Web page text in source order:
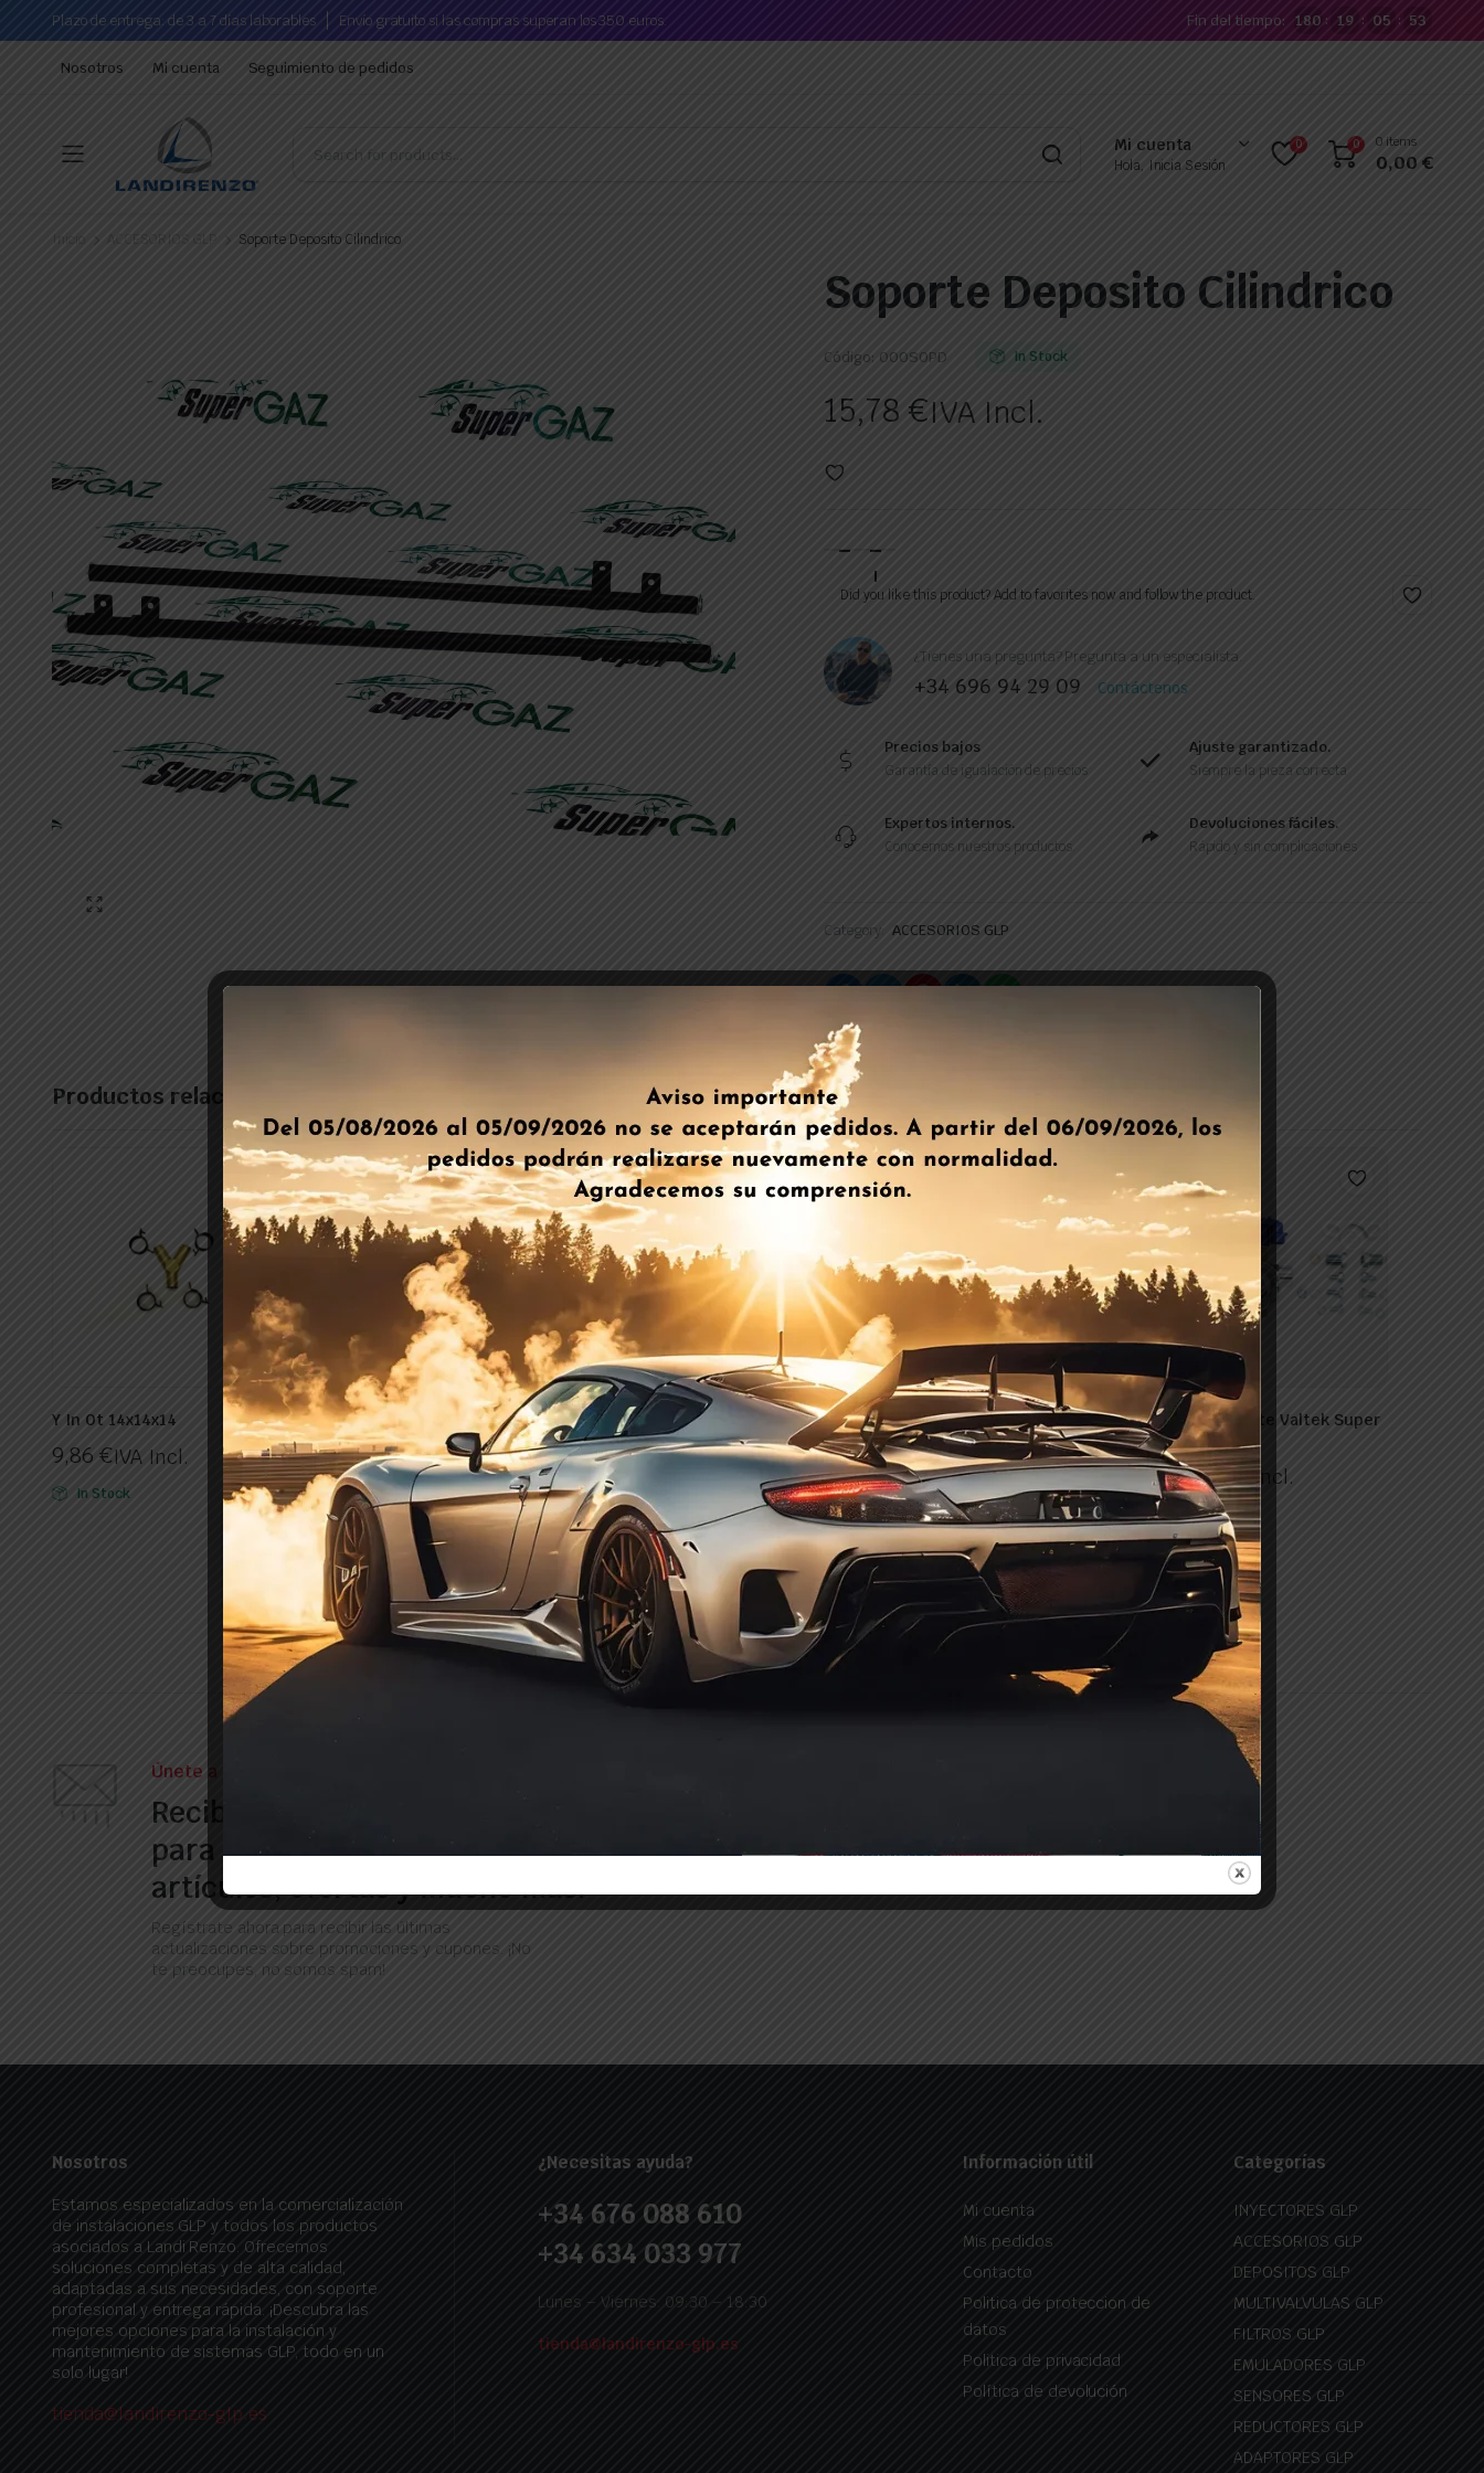
Plazo de entrega: de 3 a 7 días laborables Envío gratuito si las compras superan los 350 euros. Fin del tiempo: 180 : 19 : 05 : 53
Nosotros Mi cuenta Seguimiento de pedidos
Mi cuenta
Hola, Inicia Sesión
0 0 0 items
0,00€
Inicio ACCESORIOS GLP Soporte Deposito Cilindrico
Soporte Deposito Cilindrico
Código: 000SOPD In Stock
15,78€IVA Incl.
SOPORTE
DEPOSITO
CILINDRICO
Did you like this product? Add to favorites now and follow the product.
¿Tienes una pregunta? Pregunta a un especialista.
+34 696 94 29 09 Contáctenos
Precios bajos
Garantía de igualación de precios
Ajuste garantizado.
Siempre la pieza correcta
Expertos internos.
Conocemos nuestros productos.
Devoluciones fáciles.
Rápido y sin complicaciones
Category: ACCESORIOS GLP
Productos relacionados
Y In Ot 14x14x14
9,86 €IVA Incl.
In Stock
Conector Termoplastico
Recto D8
9,32€IVA Incl.
In Stock
T De Metal Agua 16x16x16
4,79€IVA Incl.
In Stock
Boca De Carga Sin Adaptador
12,35€IVA Incl.
In Stock
Valvula De Corte Valtek Super
Fi8
47,77€IVA Incl.
In Stock
Únete a nuestro boletín
Recibe nuestros correos electrónicos
para obtener información sobre nuevos
artículos, ofertas y mucho más.
Regístrate ahora para recibir las últimas
actualizaciones sobre promociones y cupones. ¡No
te preocupes, no somos spam!
Nosotros
Estamos especializados en la comercialización
de instalaciones GLP y todos los productos
asociados a Landi Renzo. Ofrecemos
soluciones completas y de alta calidad,
adaptadas a sus necesidades, con soporte
profesional y entrega rápida. ¡Descubra las
mejores opciones para la instalación y
mantenimiento de sistemas GLP, todo en un
solo lugar!
tienda@landirenzo-glp.es
¿Necesitas ayuda?
+34 676 088 610
+34 634 033 977
Lunes – Viernes: 09:30 – 18:30
tienda@landirenzo-glp.es
Información útil
Mi cuenta
Mis pedidos
Contacto
Politica de proteccion de
datos
Politica de privacidad
Política de devolución
Categorías
INYECTORES GLP
ACCESORIOS GLP
DEPOSITOS GLP
MULTIVALVULAS GLP
FILTROS GLP
EMULADORES GLP
SENSORES GLP
REDUCTORES GLP
ADAPTORES GLP